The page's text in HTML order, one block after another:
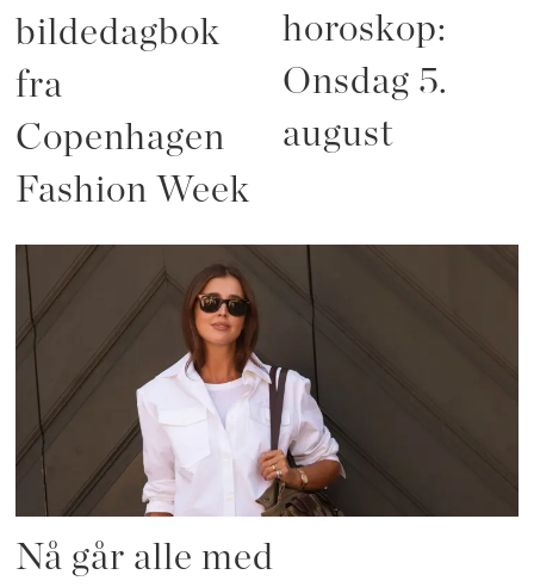
bildedagbok
fra
Copenhagen
Fashion Week
horoskop:
Onsdag 5.
august
Nå går alle med